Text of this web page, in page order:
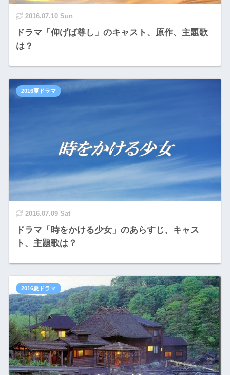
2016.07.10 Sun
ドラマ「仰げば尊し」のキャスト、原作、主題歌
は？
2016.07.09 Sat
ドラマ「時をかける少女」のあらすじ、キャス
ト、主題歌は？
2016夏ドラマ
2016夏ドラマ